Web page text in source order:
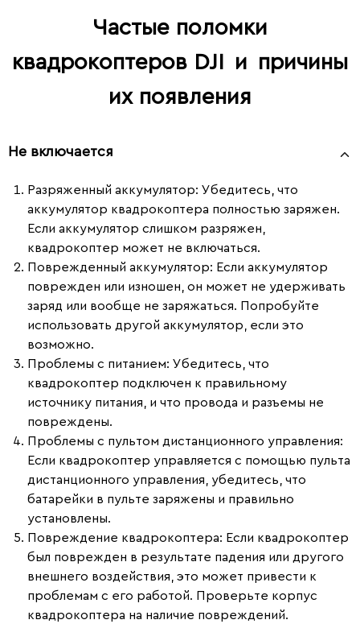
Частые поломки
квадрокоптеров DJI
и причины
их появления
Не включается
Разряженный аккумулятор: Убедитесь, что
аккумулятор квадрокоптера полностью заряжен.
Если аккумулятор слишком разряжен,
квадрокоптер может не включаться.
Поврежденный аккумулятор: Если аккумулятор
поврежден или изношен, он может не удерживать
заряд или вообще не заряжаться. Попробуйте
использовать другой аккумулятор, если это
возможно.
Проблемы с питанием: Убедитесь, что
квадрокоптер подключен к правильному
источнику питания, и что провода и разъемы не
повреждены.
Проблемы с пультом дистанционного управления:
Если квадрокоптер управляется с помощью пульта
дистанционного управления, убедитесь, что
батарейки в пульте заряжены и правильно
установлены.
Повреждение квадрокоптера: Если квадрокоптер
был поврежден в результате падения или другого
внешнего воздействия, это может привести к
проблемам с его работой. Проверьте корпус
квадрокоптера на наличие повреждений.